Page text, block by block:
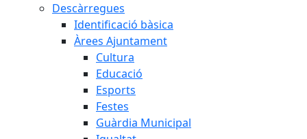
Descàrregues
Identificació bàsica
Àrees Ajuntament
Cultura
Educació
Esports
Festes
Guàrdia Municipal